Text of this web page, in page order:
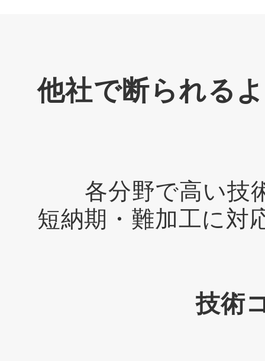
他社で断られる
各分野で高い技
短納期・難加工に対
技術